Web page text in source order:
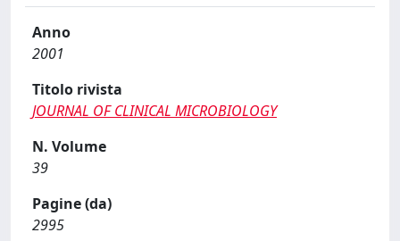
Anno
2001
Titolo rivista
JOURNAL OF CLINICAL MICROBIOLOGY
N. Volume
39
Pagine (da)
2995